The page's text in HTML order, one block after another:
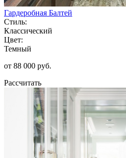
Гардеробная Балтей
Стиль:
Классический
Цвет:
Темный
от 88 000 руб.
Рассчитать